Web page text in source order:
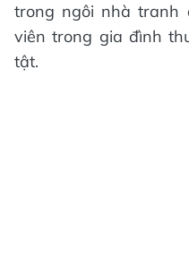
trong ngôi nhà tranh
viên trong gia đình
tật.